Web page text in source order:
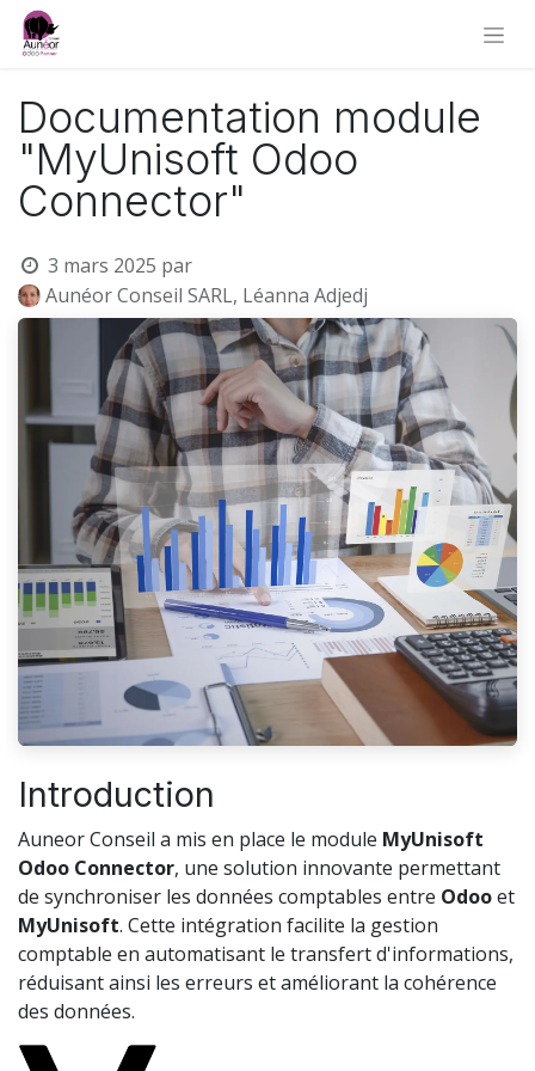
Documentation module
"MyUnisoft Odoo
Connector"
3 mars 2025 par
Aunéor Conseil SARL, Léanna Adjedj
Introduction
Auneor Conseil a mis en place le module MyUnisoft
Odoo Connector, une solution innovante permettant
de synchroniser les données comptables entre Odooet
MyUnisoft. Cette intégration facilite la gestion
comptable en automatisant le transfert d'informations,
réduisant ainsi les erreurs et améliorant la cohérence
des données.